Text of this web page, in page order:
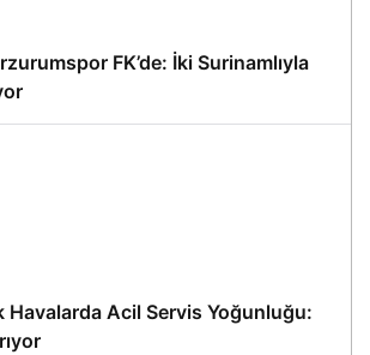
FK’de: İki Surinamlıyla
Havalarda Acil Servis Yoğunluğu: